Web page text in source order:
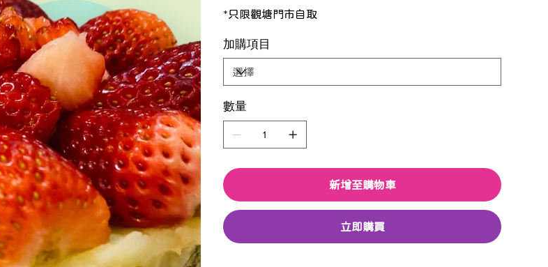
*只限觀塘門市自取
加購項目
數量
新增至購物車
立即購買